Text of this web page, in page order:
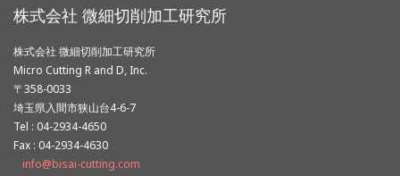
株式会社 微細切削加工研究所
株式会社 微細切削加工研究所
Micro Cutting R and D, Inc.
〒358-0033
埼玉県入間市狭山台4-6-7
Tel : 04-2934-4650
Fax : 04-2934-4630
info@bisai-cutting.com